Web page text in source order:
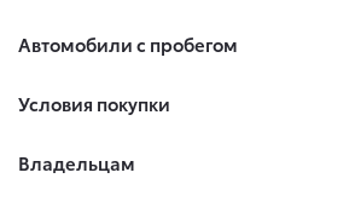
Автомобили с пробегом
Условия покупки
Владельцам